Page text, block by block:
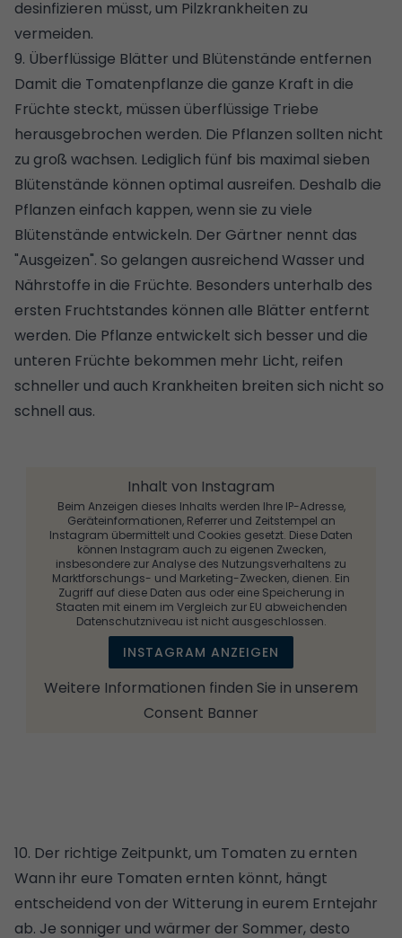
desinfizieren müsst, um Pilzkrankheiten zu
vermeiden.
9. Überflüssige Blätter und Blütenstände entfernen
Damit die Tomatenpflanze die ganze Kraft in die
Früchte steckt, müssen überflüssige Triebe
herausgebrochen werden. Die Pflanzen sollten nicht
zu groß wachsen. Lediglich fünf bis maximal sieben
Blütenstände können optimal ausreifen. Deshalb die
Pflanzen einfach kappen, wenn sie zu viele
Blütenstände entwickeln. Der Gärtner nennt das
"Ausgeizen". So gelangen ausreichend Wasser und
Nährstoffe in die Früchte. Besonders unterhalb des
ersten Fruchtstandes können alle Blätter entfernt
werden. Die Pflanze entwickelt sich besser und die
unteren Früchte bekommen mehr Licht, reifen
schneller und auch Krankheiten breiten sich nicht so
schnell aus.
Inhalt von Instagram
Beim Anzeigen dieses Inhalts werden Ihre IP-Adresse,
Geräteinformationen, Referrer und Zeitstempel an
Instagram übermittelt und Cookies gesetzt. Diese Daten
können Instagram auch zu eigenen Zwecken,
insbesondere zur Analyse des Nutzungsverhaltens zu
Marktforschungs- und Marketing-Zwecken, dienen. Ein
Zugriff auf diese Daten aus oder eine Speicherung in
Staaten mit einem im Vergleich zur EU abweichenden
Datenschutzniveau ist nicht ausgeschlossen.
INSTAGRAM ANZEIGEN
Weitere Informationen finden Sie in unserem
Consent Banner
10. Der richtige Zeitpunkt, um Tomaten zu ernten
Wann ihr eure Tomaten ernten könnt, hängt
entscheidend von der Witterung in eurem Erntejahr
ab. Je sonniger und wärmer der Sommer, desto